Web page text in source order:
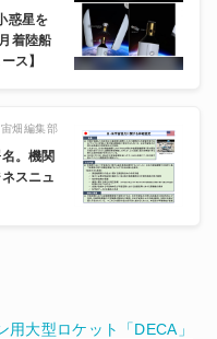
惑星を
着陸船
ス】
宙畑編集部
。機関
スニュ
大型ロケット「DECA」